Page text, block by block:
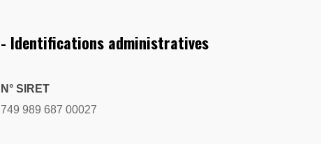
- Identifications administratives
N° SIRET
749 989 687 00027